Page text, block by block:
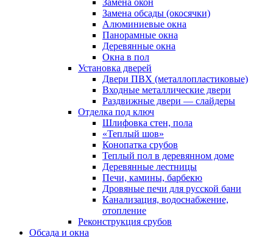
Замена окон
Замена обсады (окосячки)
Алюминиевые окна
Панорамные окна
Деревянные окна
Окна в пол
Установка дверей
Двери ПВХ (металлопластиковые)
Входные металлические двери
Раздвижные двери — слайдеры
Отделка под ключ
Шлифовка стен, пола
«Теплый шов»
Конопатка срубов
Теплый пол в деревянном доме
Деревянные лестницы
Печи, камины, барбекю
Дровяные печи для русской бани
Канализация, водоснабжение,
отопление
Реконструкция срубов
Обсада и окна